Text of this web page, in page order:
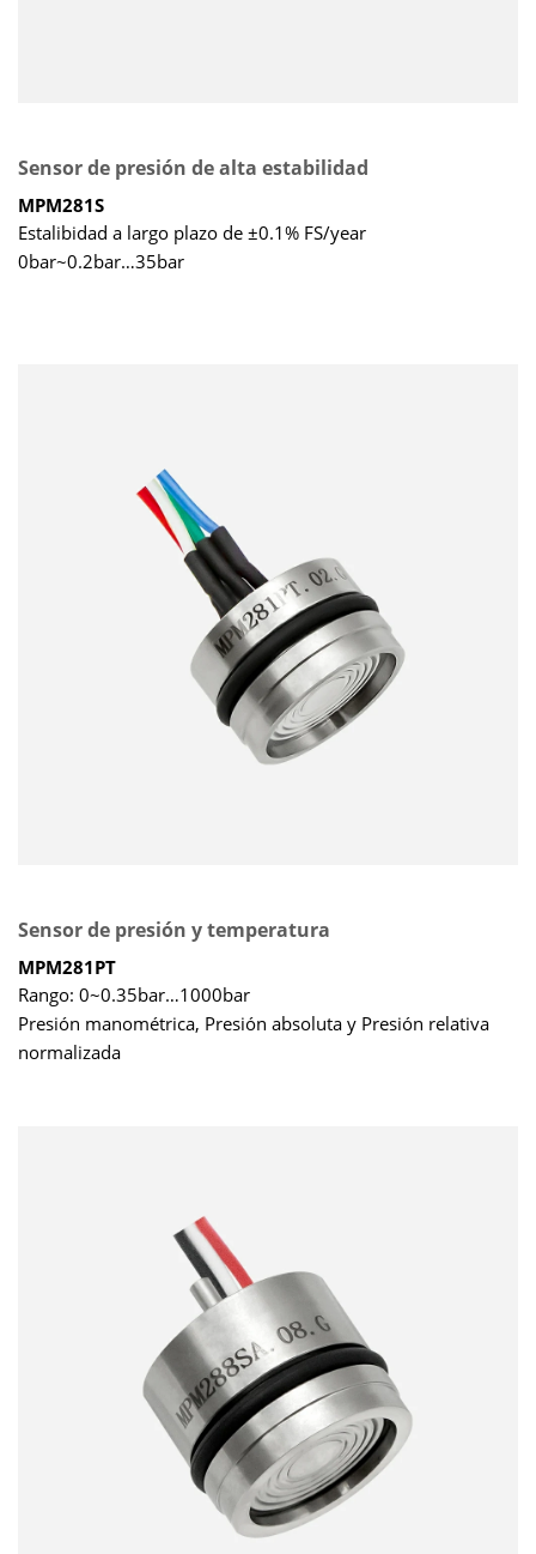
Sensor de presión de alta estabilidad
MPM281S
Estalibidad a largo plazo de ±0.1% FS/year
0bar~0.2bar…35bar
Sensor de presión y temperatura
MPM281PT
Rango: 0~0.35bar…1000bar
Presión manométrica, Presión absoluta y Presión relativa
normalizada